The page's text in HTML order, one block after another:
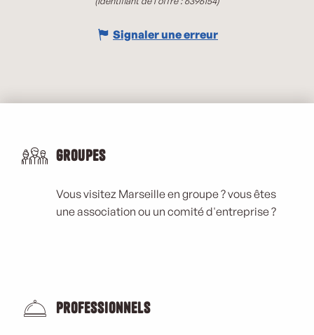
Signaler une erreur
Groupes
Vous visitez Marseille en groupe ? vous êtes
une association ou un comité d'entreprise ?
Professionnels